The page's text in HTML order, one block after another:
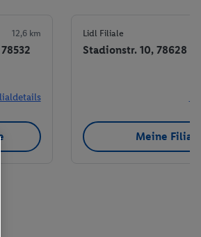
12,6 km Lidl Filiale
Stadionstr. 10, 78628
Meine